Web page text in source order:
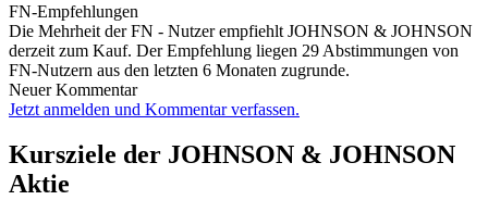
FN-Empfehlungen
Die Mehrheit der FN - Nutzer empfiehlt JOHNSON & JOHNSON
derzeit zum Kauf. Der Empfehlung liegen 29 Abstimmungen von
FN-Nutzern aus den letzten 6 Monaten zugrunde.
Neuer Kommentar
Jetzt anmelden und Kommentar verfassen.
Kursziele der JOHNSON & JOHNSON
Aktie